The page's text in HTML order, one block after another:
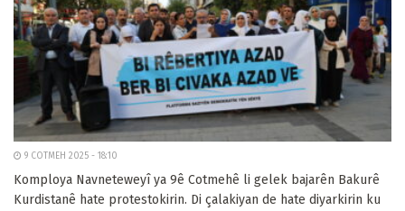
9 COTMEH 2025 - 18:10
Komploya Navneteweyî ya 9ê Cotmehê li gelek bajarên Bakurê
Kurdistanê hate protestokirin. Di çalakiyan de hate diyarkirin ku